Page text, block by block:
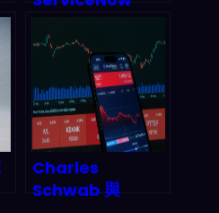
之戰最終誰能突
圍？深度數據解剖
與投資策略全解析
Charles
Schwab 與